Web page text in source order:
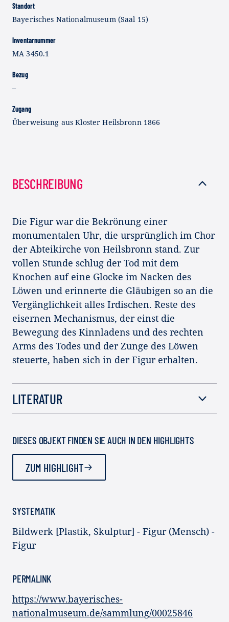
Standort
Bayerisches Nationalmuseum (Saal 15)
Inventarnummer
MA 3450.1
Bezug
–
Zugang
Überweisung aus Kloster Heilsbronn 1866
BESCHREIBUNG
Die Figur war die Bekrönung einer
monumentalen Uhr, die ursprünglich im Chor
der Abteikirche von Heilsbronn stand. Zur
vollen Stunde schlug der Tod mit dem
Knochen auf eine Glocke im Nacken des
Löwen und erinnerte die Gläubigen so an die
Vergänglichkeit alles Irdischen. Reste des
eisernen Mechanismus, der einst die
Bewegung des Kinnladens und des rechten
Arms des Todes und der Zunge des Löwen
steuerte, haben sich in der Figur erhalten.
LITERATUR
DIESES OBJEKT FINDEN SIE AUCH IN DEN HIGHLIGHTS
ZUM HIGHLIGHT
SYSTEMATIK
Bildwerk [Plastik, Skulptur] - Figur (Mensch) -
Figur
PERMALINK
https://www.bayerisches-
nationalmuseum.de/sammlung/00025846